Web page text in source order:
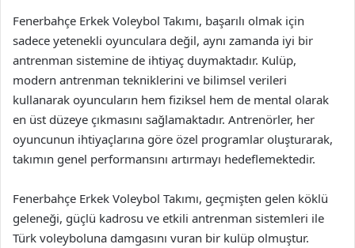
Fenerbahçe Erkek Voleybol Takımı, başarılı olmak için
sadece yetenekli oyunculara değil, aynı zamanda iyi bir
antrenman sistemine de ihtiyaç duymaktadır. Kulüp,
modern antrenman tekniklerini ve bilimsel verileri
kullanarak oyuncuların hem fiziksel hem de mental olarak
en üst düzeye çıkmasını sağlamaktadır. Antrenörler, her
oyuncunun ihtiyaçlarına göre özel programlar oluşturarak,
takımın genel performansını artırmayı hedeflemektedir.
Fenerbahçe Erkek Voleybol Takımı, geçmişten gelen köklü
geleneği, güçlü kadrosu ve etkili antrenman sistemleri ile
Türk voleyboluna damgasını vuran bir kulüp olmuştur.